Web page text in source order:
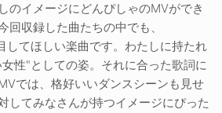
のイメージにどんぴしゃのMVができ
回収録した曲たちの中でも、
してほしい楽曲です。わたしに持たれ
性"としての姿。それに合った歌詞に
では、格好いいダンスシーンも見せ
してみなさんが持つイメージにぴった